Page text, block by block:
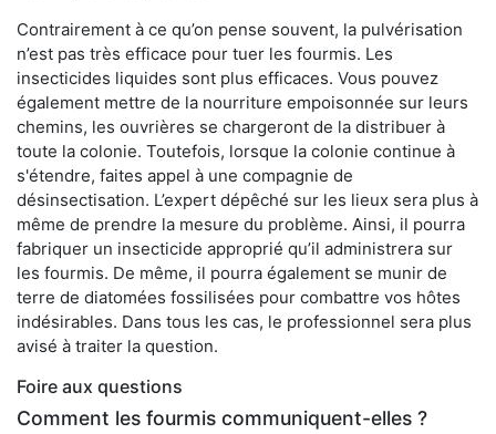
Contrairement à ce qu’on pense souvent, la pulvérisation
n’est pas très efficace pour tuer les fourmis. Les
insecticides liquides sont plus efficaces. Vous pouvez
également mettre de la nourriture empoisonnée sur leurs
chemins, les ouvrières se chargeront de la distribuer à
toute la colonie. Toutefois, lorsque la colonie continue à
s'étendre, faites appel à une compagnie de
désinsectisation. L’expert dépêché sur les lieux sera plus à
même de prendre la mesure du problème. Ainsi, il pourra
fabriquer un insecticide approprié qu’il administrera sur
les fourmis. De même, il pourra également se munir de
terre de diatomées fossilisées pour combattre vos hôtes
indésirables. Dans tous les cas, le professionnel sera plus
avisé à traiter la question.
Foire aux questions
Comment les fourmis communiquent-elles ?